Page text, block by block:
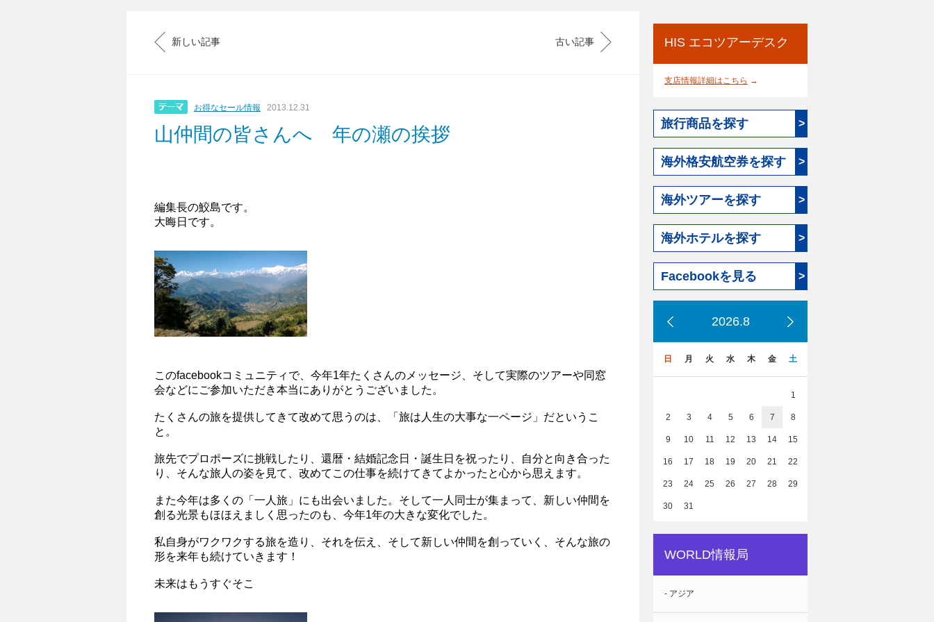
新しい記事 古い記事
お得なセール情報 2013.12.31
山仲間の皆さんへ 年の瀬の挨拶
編集長の鮫島です。
大晦日です。
このfacebookコミュニティで、今年1年たくさんのメッセージ、そして実際のツアーや同窓
会などにご参加いただき本当にありがとうございました。
たくさんの旅を提供してきて改めて思うのは、「旅は人生の大事な一ページ」だというこ
と。
旅先でプロポーズに挑戦したり、還暦・結婚記念日・誕生日を祝ったり、自分と向き合った
り、そんな旅人の姿を見て、改めてこの仕事を続けてきてよかったと心から思えます。
また今年は多くの「一人旅」にも出会いました。そして一人同士が集まって、新しい仲間を
創る光景もほほえましく思ったのも、今年1年の大きな変化でした。
私自身がワクワクする旅を造り、それを伝え、そして新しい仲間を創っていく、そんな旅の
形を来年も続けていきます！
未来はもうすぐそこ
HIS エコツアーデスク
支店情報詳細はこちら →
旅行商品を探す >
海外格安航空券を探す >
海外ツアーを探す >
海外ホテルを探す >
Facebookを見る >
2026.8
日 月 火 水 木 金 土
1
2 3 4 5 6 7 8
9 10 11 12 13 14 15
16 17 18 19 20 21 22
23 24 25 26 27 28 29
30 31
WORLD情報局
- アジア